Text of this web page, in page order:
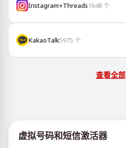
Instagram+Threads1648个
KakaoTalk5975 个
查看全部
虚拟号码和短信激活器